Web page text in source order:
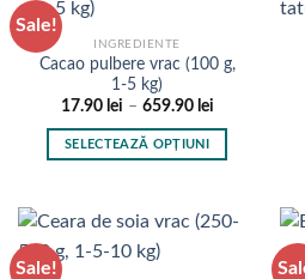
Sale!
INGREDIENTE
Cacao pulbere vrac (100 g,
1-5 kg)
17.90 lei – 659.90 leiInterval
prețuri:
SELECTEAZĂ OPȚIUNI
are
mai
Sale!